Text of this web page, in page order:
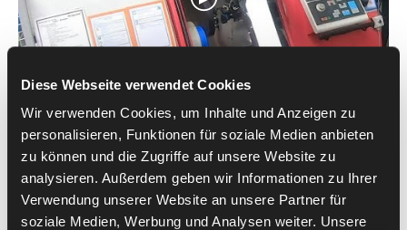
Diese Webseite verwendet Cookies
Wir verwenden Cookies, um Inhalte und Anzeigen zu
personalisieren, Funktionen für soziale Medien anbieten
zu können und die Zugriffe auf unsere Website zu
analysieren. Außerdem geben wir Informationen zu Ihrer
Verwendung unserer Website an unsere Partner für
soziale Medien, Werbung und Analysen weiter. Unsere
Bearbeitung